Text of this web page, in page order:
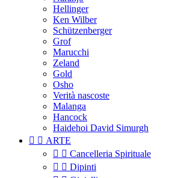
Hellinger
Ken Wilber
Schützenberger
Grof
Marucchi
Zeland
Gold
Osho
Verità nascoste
Malanga
Hancock
Haidehoi David Simurgh
  ARTE
  Cancelleria Spirituale
  Dipinti